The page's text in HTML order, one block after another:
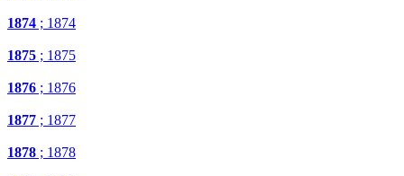
1874 ; 1874
1875 ; 1875
1876 ; 1876
1877 ; 1877
1878 ; 1878